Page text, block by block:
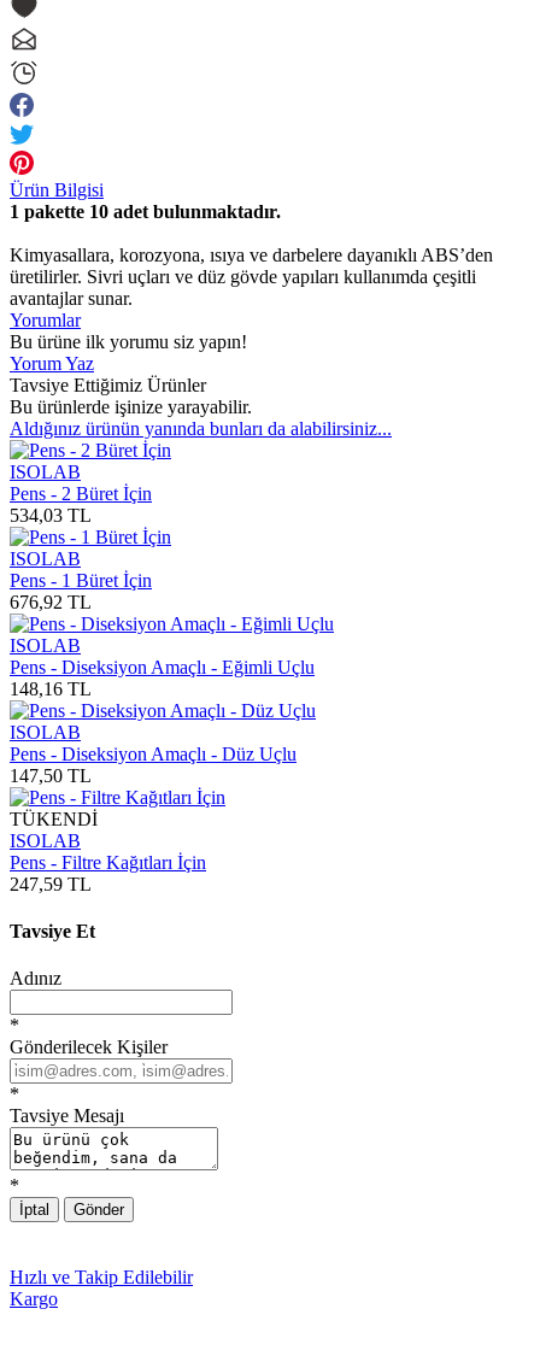
Ürün Bilgisi
1 pakette 10 adet bulunmaktadır.
Kimyasallara, korozyona, ısıya ve darbelere dayanıklı ABS’den
üretilirler. Sivri uçları ve düz gövde yapıları kullanımda çeşitli
avantajlar sunar.
Yorumlar
Bu ürüne ilk yorumu siz yapın!
Yorum Yaz
Tavsiye Ettiğimiz Ürünler
Bu ürünlerde işinize yarayabilir.
Aldığınız ürünün yanında bunları da alabilirsiniz...
ISOLAB
Pens - 2 Büret İçin
534,03 TL
ISOLAB
Pens - 1 Büret İçin
676,92 TL
ISOLAB
Pens - Diseksiyon Amaçlı - Eğimli Uçlu
148,16 TL
ISOLAB
Pens - Diseksiyon Amaçlı - Düz Uçlu
147,50 TL
TÜKENDİ
ISOLAB
Pens - Filtre Kağıtları İçin
247,59 TL
Tavsiye Et
Adınız
*
Gönderilecek Kişiler
*
Tavsiye Mesajı
*
İptal Gönder
Hızlı ve Takip Edilebilir
Kargo